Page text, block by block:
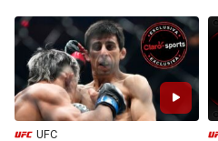
LEAGUES CUP
UEFA CONFERENCE LEAGUE
MLS
COPA LIBERTADORES
RAIDERS
CHARGERS
CAVALIERS
PISTONS
UFC